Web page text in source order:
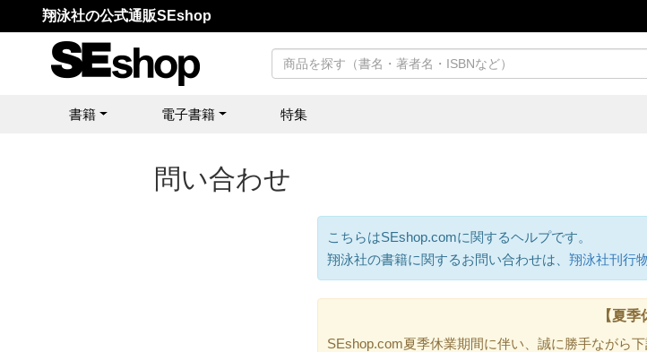
翔泳社の公式通販SEshop
書籍 電子書籍 特集
問い合わせ
こちらはSEshop.comに関するヘルプです。
翔泳社の書籍に関するお問い合わせは、 翔泳社刊行
【夏
SEshop.com夏季休業期間に伴い、誠に勝手ながら